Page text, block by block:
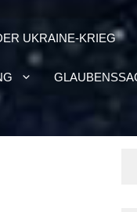
UKRAI­­NE-KRIEG